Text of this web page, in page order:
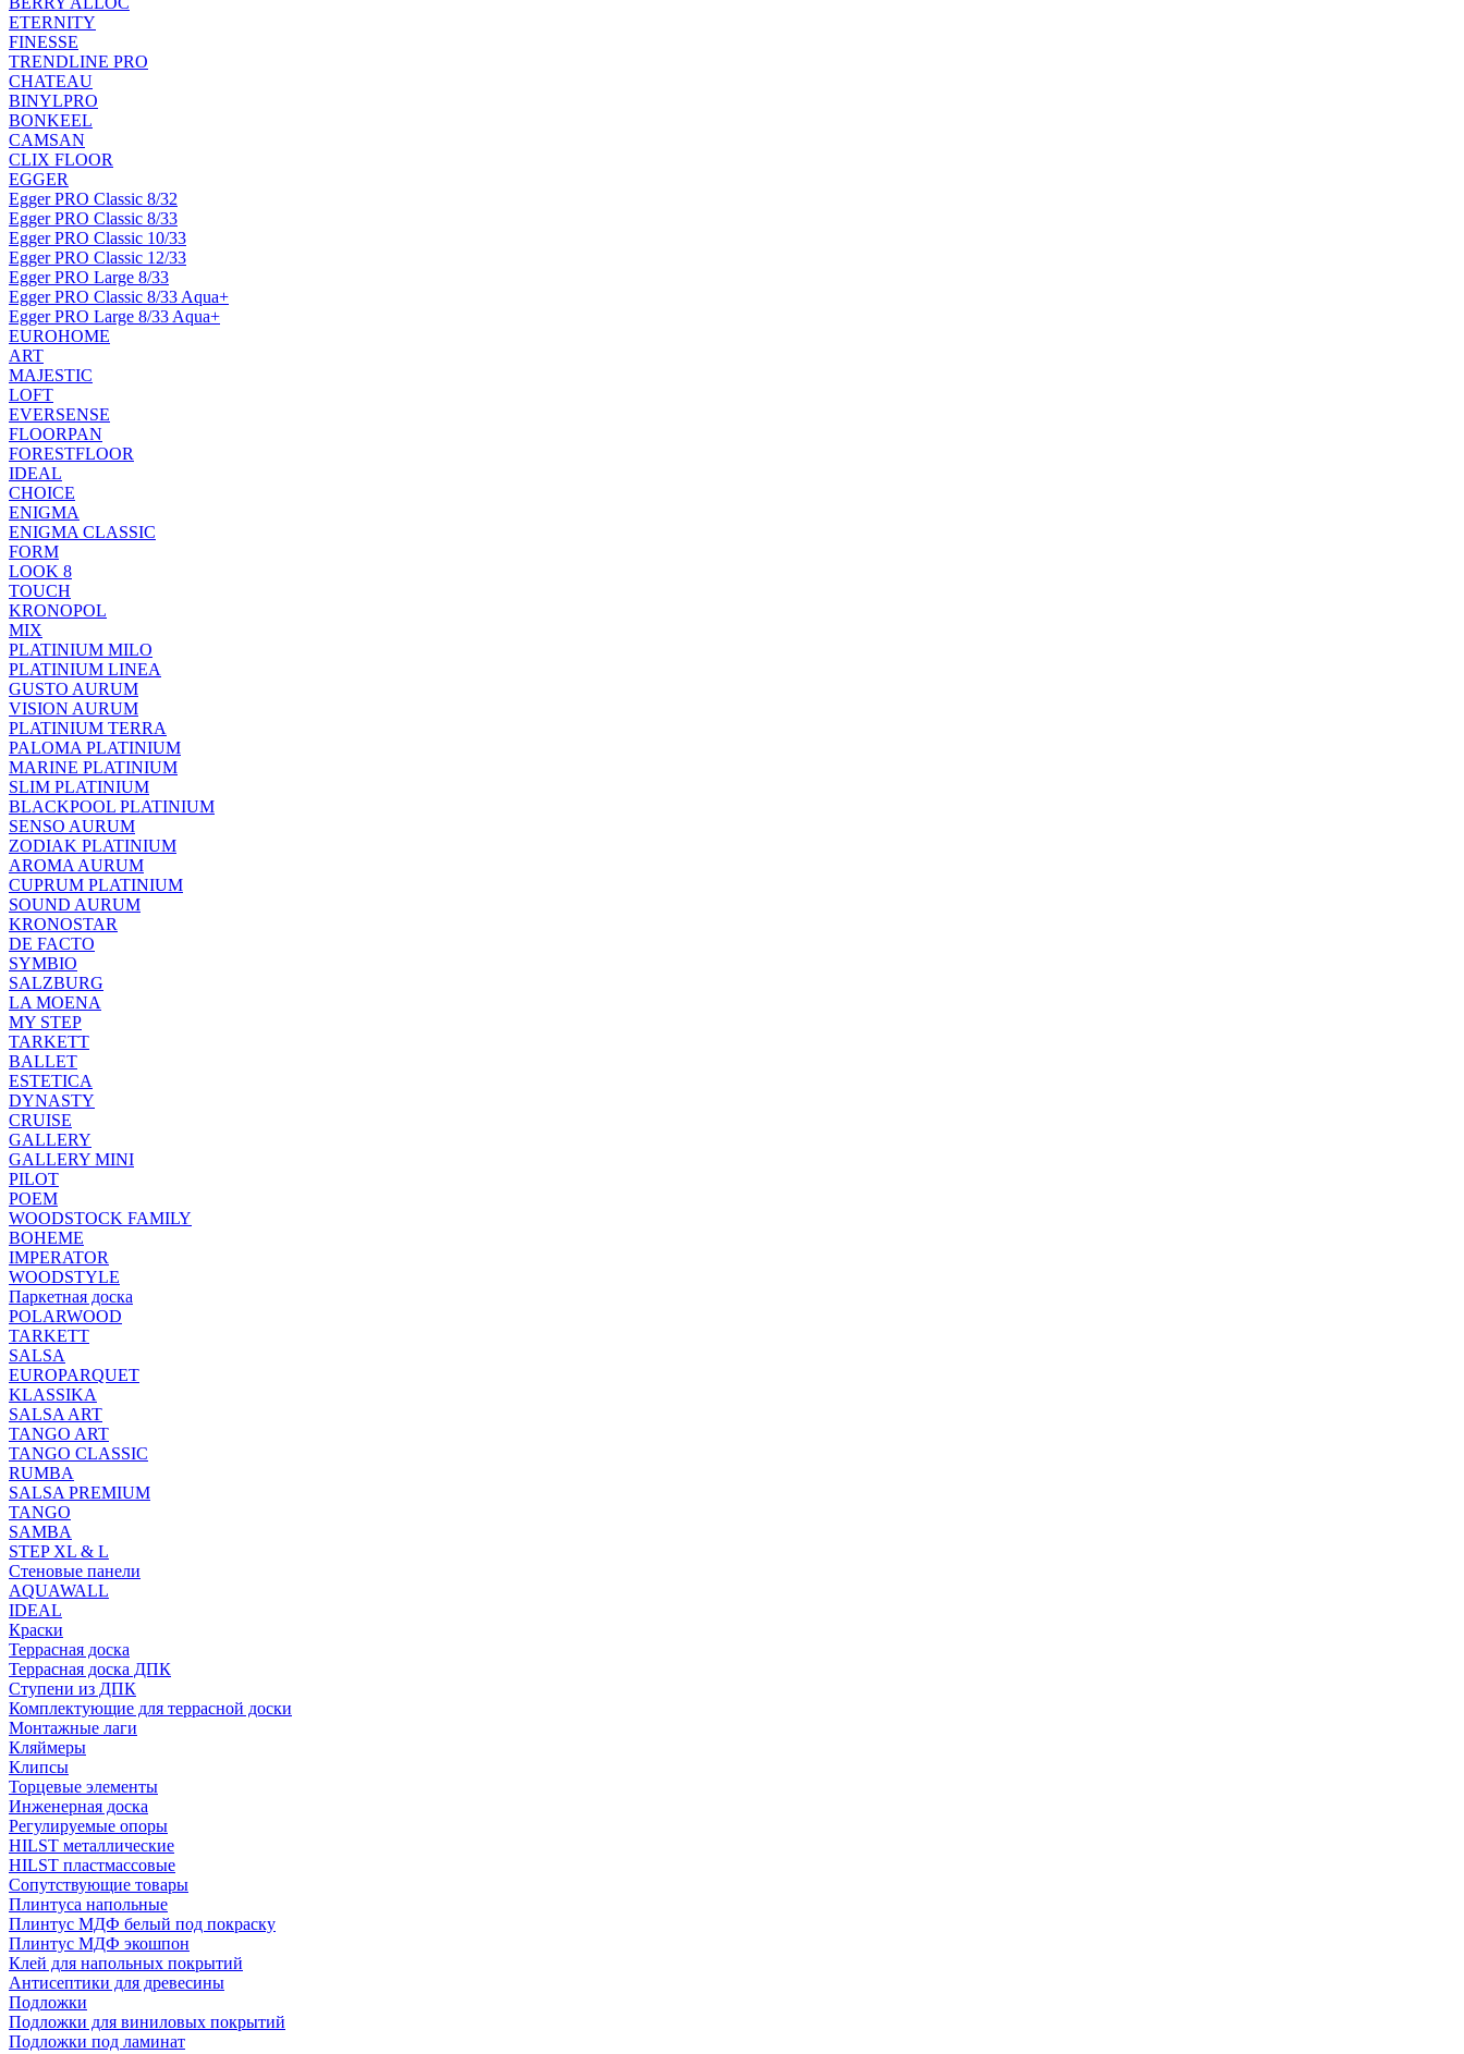
ETERNITY
FINESSE
TRENDLINE PRO
CHATEAU
BINYLPRO
BONKEEL
CAMSAN
CLIX FLOOR
EGGER
Egger PRO Classic 8/32
Egger PRO Classic 8/33
Egger PRO Classic 10/33
Egger PRO Classic 12/33
Egger PRO Large 8/33
Egger PRO Classic 8/33 Aqua+
Egger PRO Large 8/33 Aqua+
EUROHOME
ART
MAJESTIC
LOFT
EVERSENSE
FLOORPAN
FORESTFLOOR
IDEAL
CHOICE
ENIGMA
ENIGMA CLASSIC
FORM
LOOK 8
TOUCH
KRONOPOL
MIX
PLATINIUM MILO
PLATINIUM LINEA
GUSTO AURUM
VISION AURUM
PLATINIUM TERRA
PALOMA PLATINIUM
MARINE PLATINIUM
SLIM PLATINIUM
BLACKPOOL PLATINIUM
SENSO AURUM
ZODIAK PLATINIUM
AROMA AURUM
CUPRUM PLATINIUM
SOUND AURUM
KRONOSTAR
DE FACTO
SYMBIO
SALZBURG
LA MOENA
MY STEP
TARKETT
BALLET
ESTETICA
DYNASTY
CRUISE
GALLERY
GALLERY MINI
PILOT
POEM
WOODSTOCK FAMILY
BOHEME
IMPERATOR
WOODSTYLE
Паркетная доска
POLARWOOD
TARKETT
SALSA
EUROPARQUET
KLASSIKA
SALSA ART
TANGO ART
TANGO CLASSIC
RUMBA
SALSA PREMIUM
TANGO
SAMBA
STEP XL & L
Стеновые панели
AQUAWALL
IDEAL
Краски
Террасная доска
Террасная доска ДПК
Ступени из ДПК
Комплектующие для террасной доски
Монтажные лаги
Кляймеры
Клипсы
Торцевые элементы
Инженерная доска
Регулируемые опоры
HILST металлические
HILST пластмассовые
Сопутствующие товары
Плинтуса напольные
Плинтус МДФ белый под покраску
Плинтус МДФ экошпон
Клей для напольных покрытий
Антисептики для древесины
Подложки
Подложки для виниловых покрытий
Подложки под ламинат